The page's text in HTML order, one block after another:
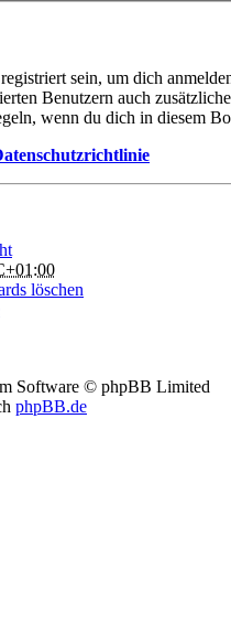
sein, um dich
Benutzern auch
wenn du dich in diesem
löschen
Software © phpBB Limited
phpBB.de